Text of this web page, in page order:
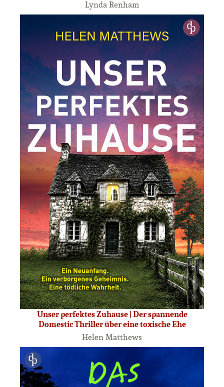
Lynda Renham
Unser perfektes Zuhause | Der spannende
Domestic Thriller über eine toxische Ehe
Helen Matthews